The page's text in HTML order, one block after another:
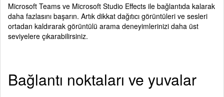
Microsoft Teams ve Microsoft Studio Effects ile bağlantıda kalarak
daha fazlasını başarın. Artık dikkat dağıtıcı görüntüleri ve sesleri
ortadan kaldırarak görüntülü arama deneyimlerinizi daha üst
seviyelere çıkarabilirsiniz.
Bağlantı noktaları ve yuvalar